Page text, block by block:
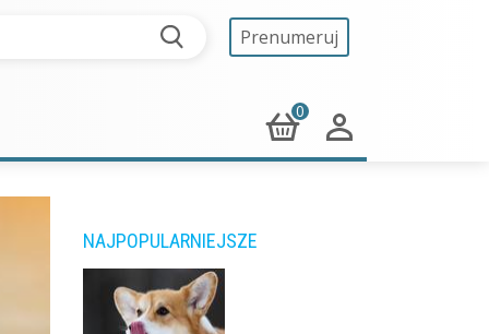
Prenumeruj
0
NAJPOPULARNIEJSZE